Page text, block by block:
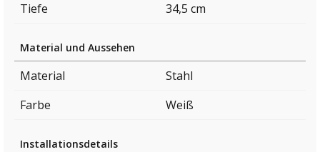
Tiefe
34,5 cm
Material und Aussehen
Material
Stahl
Farbe
Weiß
Installationsdetails